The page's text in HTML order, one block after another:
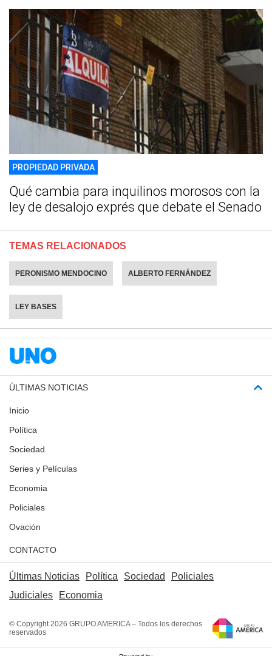
PROPIEDAD PRIVADA
Qué cambia para inquilinos morosos con la
ley de desalojo exprés que debate el Senado
TEMAS RELACIONADOS
PERONISMO MENDOCINO ALBERTO FERNÁNDEZ
LEY BASES
ÚLTIMAS NOTICIAS
Inicio
Política
Sociedad
Series y Películas
Economia
Policiales
Ovación
CONTACTO
Últimas Noticias Política Sociedad
Policiales
Judiciales
Economia
© Copyright 2026 GRUPO AMERICA – Todos los derechos
reservados